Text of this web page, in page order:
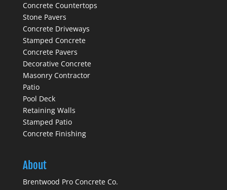
Concrete Countertops
Stone Pavers
Concrete Driveways
Stamped Concrete
Concrete Pavers
Decorative Concrete
Masonry Contractor
Patio
Pool Deck
Retaining Walls
Stamped Patio
Concrete Finishing
About
Brentwood Pro Concrete Co.